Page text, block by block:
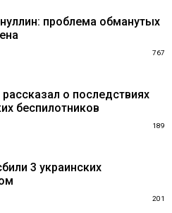
проблема обманутых
767
о последствиях
беспилотников
189
3 украинских
201